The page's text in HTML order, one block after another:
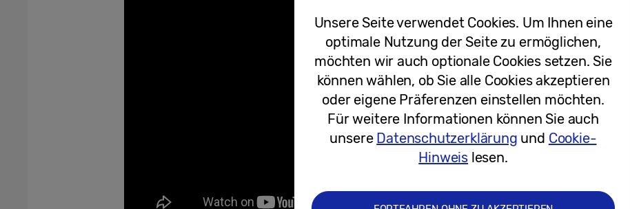
Unsere Seite verwendet Cookies. Um Ihnen eine
optimale Nutzung der Seite zu ermöglichen,
möchten wir auch optionale Cookies setzen. Sie
können wählen, ob Sie alle Cookies akzeptieren
oder eigene Präferenzen einstellen möchten.
Für weitere Informationen können Sie auch
unsere Datenschutzerklärung und Cookie-
Hinweis lesen.